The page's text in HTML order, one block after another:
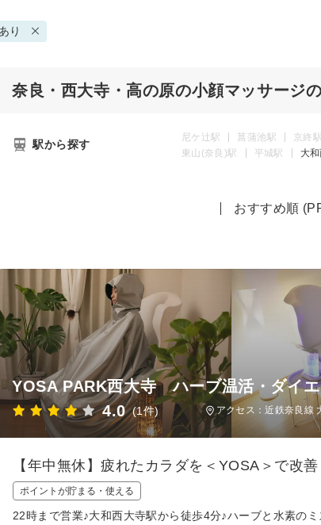
り
奈良・西大寺・高の原の小顔マッサージ
駅から探す
尼ケ辻駅 菖蒲池駅 京終駅
東山(奈良)駅
平城駅 大
おすすめ順
YOSA PARK西大寺 ハーブ温活・ダイ
4.0 (1件) アクセス：近鉄奈良線
【年中無休】疲れたカラダを＜YOSA＞で改
ポイントが貯まる・使える
22時まで営業♪大和西大寺駅から徒歩4分♪ハーブと水素の